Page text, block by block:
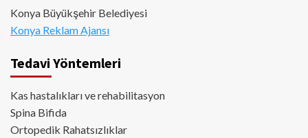
Konya Büyükşehir Belediyesi
Konya Reklam Ajansı
Tedavi Yöntemleri
Kas hastalıkları ve rehabilitasyon
Spina Bifida
Ortopedik Rahatsızlıklar